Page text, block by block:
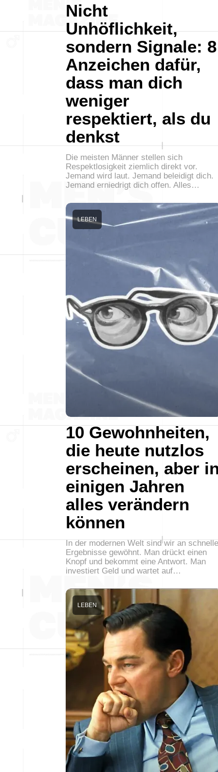
Nicht
Unhöflichkeit,
sondern Signale: 8
Anzeichen dafür,
dass man dich
weniger
respektiert, als du
denkst
Die meisten Männer stellen sich
Respektlosigkeit ziemlich direkt vor.
Jemand wird laut. Jemand beleidigt dich.
Jemand erniedrigt dich offen. Alles…
10 Gewohnheiten,
die heute nutzlos
erscheinen, aber
einigen Jahren
alles verändern
können
LEBEN
In der modernen Welt sind wir an schnelle
Ergebnisse gewöhnt. Man drückt einen
Knopf und bekommt eine Antwort. Man
investiert Geld und wartet auf…
LEBEN